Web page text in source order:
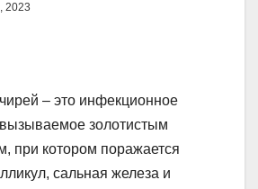
2023
– это инфекционное
золотистым
при котором поражается
сальная железа и